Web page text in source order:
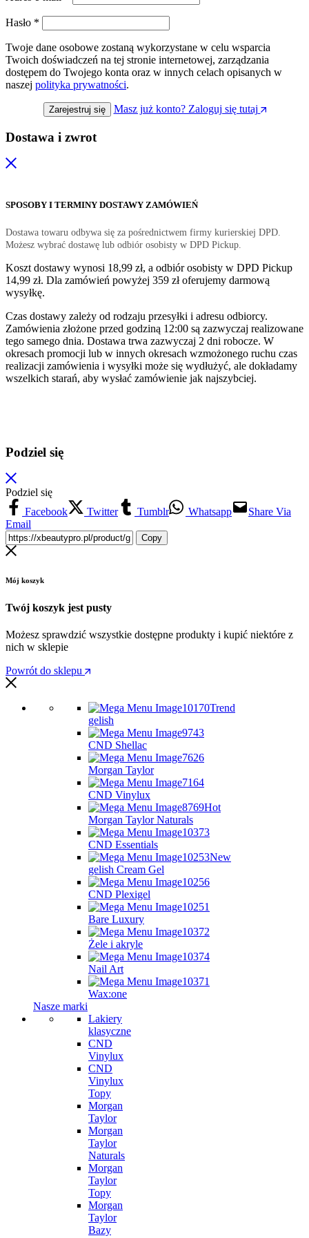
Hasło *
Twoje dane osobowe zostaną wykorzystane w celu wsparcia
Twoich doświadczeń na tej stronie internetowej, zarządzania
dostępem do Twojego konta oraz w innych celach opisanych w
naszej polityka prywatności.
Zarejestruj się Masz już konto? Zaloguj się tutaj
Dostawa i zwrot
SPOSOBY I TERMINY DOSTAWY ZAMÓWIEŃ
Dostawa towaru odbywa się za pośrednictwem firmy kurierskiej DPD.
Możesz wybrać dostawę lub odbiór osobisty w DPD Pickup.
Koszt dostawy wynosi 18,99 zł, a odbiór osobisty w DPD Pickup
14,99 zł. Dla zamówień powyżej 359 zł oferujemy darmową
wysyłkę.
Czas dostawy zależy od rodzaju przesyłki i adresu odbiorcy.
Zamówienia złożone przed godziną 12:00 są zazwyczaj realizowane
tego samego dnia. Dostawa trwa zazwyczaj 2 dni robocze. W
okresach promocji lub w innych okresach wzmożonego ruchu czas
realizacji zamówienia i wysyłki może się wydłużyć, ale dokładamy
wszelkich starań, aby wysłać zamówienie jak najszybciej.
Podziel się
Podziel się
Facebook
Twitter Tumblr Whatsapp
Share Via
Email
Copy
Mój koszyk
Twój koszyk jest pusty
Możesz sprawdzić wszystkie dostępne produkty i kupić niektóre z
nich w sklepie
Powrót do sklepu
Trend
gelish
CND Shellac
Morgan Taylor
CND Vinylux
Hot
Morgan Taylor Naturals
CND Essentials
New
gelish Cream Gel
CND Plexigel
Bare Luxury
Żele i akryle
Nail Art
Wax:one
Nasze marki
Lakiery
klasyczne
CND
Vinylux
CND
Vinylux
Topy
Morgan
Taylor
Morgan
Taylor
Naturals
Morgan
Taylor
Topy
Morgan
Taylor
Bazy